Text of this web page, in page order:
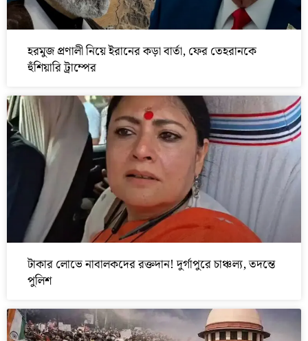
হরমুজ প্রণালী নিয়ে ইরানের কড়া বার্তা, ফের তেহরানকে
হুঁশিয়ারি ট্রাম্পের
টাকার লোভে নাবালকদের রক্তদান! দুর্গাপুরে চাঞ্চল্য, তদন্তে
পুলিশ